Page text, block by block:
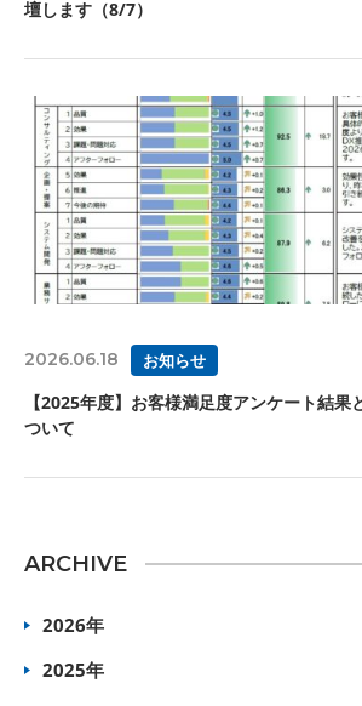
壇します（8/7）
2026.06.18 お知らせ
【2025年度】お客様満足度アンケート結果
ついて
ARCHIVE
2026年
2025年